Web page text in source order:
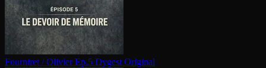
Fourniret / Olivier Ep.5 Dygest Original